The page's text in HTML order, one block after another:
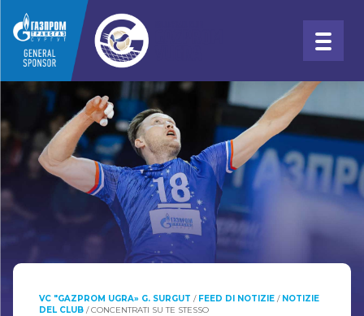
VC "GAZPROM UGRA» G. SURGUT / FEED DI NOTIZIE / NOTIZIE
DEL CLUB /CONCENTRATI SU TE STESSO